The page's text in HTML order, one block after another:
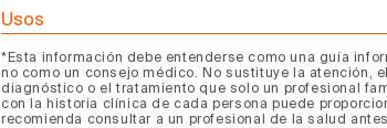
Usos
*Esta información debe entenderse como una guía
no como un consejo médico. No sustituye la atención, el
diagnóstico o el tratamiento que solo un profesional
con la historia clínica de cada persona puede
recomienda consultar a un profesional de la salud